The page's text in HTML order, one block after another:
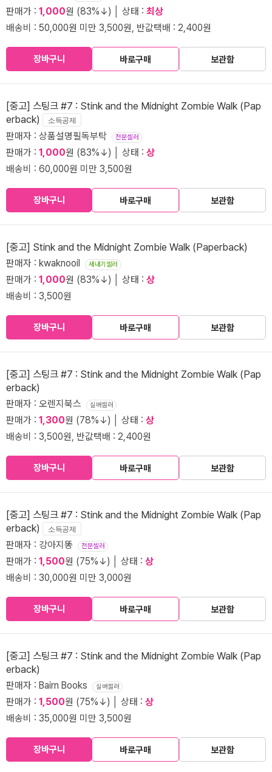
판매가 : 1,000원 (83%↓) │ 상태 : 최상
배송비 : 50,000원 미만 3,500원, 반값택배 : 2,400원
장바구니 바로구매 보관함
[중고] 스팅크 #7 : Stink and the Midnight Zombie Walk (Pap
erback)
소득공제
판매자 : 상품설명필독부탁 전문셀러
판매가 : 1,000원 (83%↓) │ 상태 : 상
배송비 : 60,000원 미만 3,500원
장바구니 바로구매 보관함
[중고] Stink and the Midnight Zombie Walk (Paperback)
판매자 : kwaknooil 새내기셀러
판매가 : 1,000원 (83%↓) │ 상태 : 상
배송비 : 3,500원
장바구니 바로구매 보관함
[중고] 스팅크 #7 : Stink and the Midnight Zombie Walk (Pap
erback)
판매자 : 오렌지북스 실버셀러
판매가 : 1,300원 (78%↓) │ 상태 : 상
배송비 : 3,500원, 반값택배 : 2,400원
장바구니 바로구매 보관함
[중고] 스팅크 #7 : Stink and the Midnight Zombie Walk (Pap
erback)
소득공제
판매자 : 강아지똥 전문셀러
판매가 : 1,500원 (75%↓) │ 상태 : 상
배송비 : 30,000원 미만 3,000원
장바구니 바로구매 보관함
[중고] 스팅크 #7 : Stink and the Midnight Zombie Walk (Pap
erback)
판매자 : Bairn Books 실버셀러
판매가 : 1,500원 (75%↓) │ 상태 : 상
배송비 : 35,000원 미만 3,500원
장바구니 바로구매 보관함